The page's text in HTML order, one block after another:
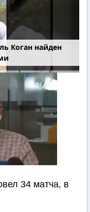
Коган найден
34 матча, в